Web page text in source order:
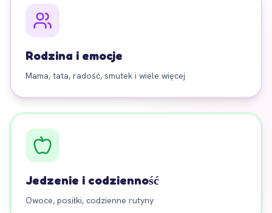
Rodzina i emocje
Mama, tata, radość, smutek i wiele więcej
Jedzenie i codzienność
Owoce, posiłki, codzienne rutyny